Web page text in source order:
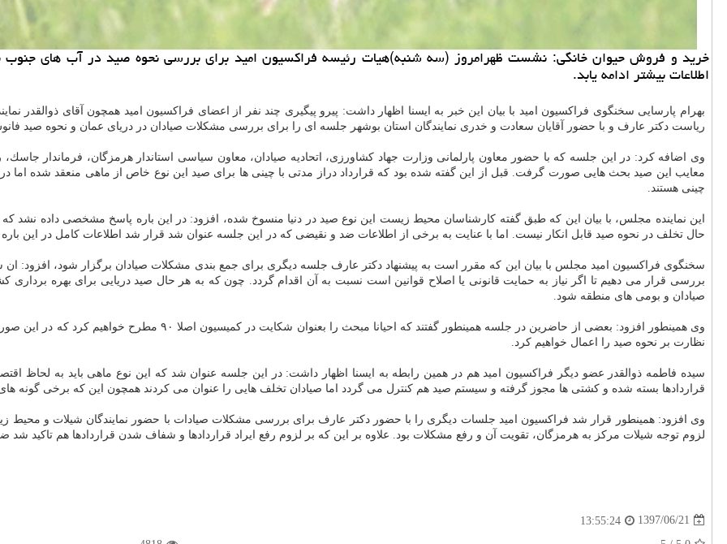
خرید و فروش حیوان خانگی: نشست ظهرامروز (سه شنبه)هیات رئیسه فراكسیون امید برای بررسی نحوه صید در آب های جنوب
اطلاعات بیشتر ادامه یابد.
بهرام پارسایی سخنگوی فراكسیون امید با بیان این خبر به ایسنا اظهار داشت: پیرو پیگیری چند نفر از اعضای فراكسیون امید همچون آقای ذوالقدر
ریاست دكتر عارف و با حضور آقایان سعادت و خدری نمایندگان استان بوشهر جلسه ای را برای بررسی مشكلات صیادان در دریای عمان و نحوه صید
وی اضافه كرد: در این جلسه كه با حضور معاون پارلمانی وزارت جهاد كشاورزی، اتحادیه صیادان، معاون سیاسی استاندار هرمزگان، فرماندار
معایب این صید بحث هایی صورت گرفت. قبل از این گفته شده بود كه قرارداد دراز مدتی با چینی ها برای صید این نوع خاص از ماهی منعقد شده اما
چینی هستند.
این نماینده مجلس، با بیان این كه طبق گفته كارشناسان محیط زیست این نوع صید در دنیا منسوخ شده، افزود: در این باره پاسخ مشخصی داده نشد
حال تخلف در نحوه صید قابل انكار نیست. اما با عنایت به برخی از اطلاعات ضد و نقیضی كه در این جلسه عنوان شد قرار شد اطلاعات كامل در این
سخنگوی فراكسیون امید مجلس با بیان این كه مقرر است به پیشنهاد دكتر عارف جلسه دیگری برای جمع بندی مشكلات صیادان برگزار شود، افزود: ان
بررسی قرار می دهیم تا اگر نیاز به حمایت قانونی یا اصلاح قوانین است نسبت به آن اقدام گردد. چون كه به هر حال صید دریایی برای بهره برداری
صیادان و بومی های منطقه شود.
نظارت بر نحوه صید را اعمال خواهیم كرد.
سیده فاطمه ذوالقدر عضو دیگر فراكسیون امید هم در همین رابطه به ایسنا اظهار داشت: در این جلسه عنوان شد كه این نوع ماهی باید به لحاظ
قراردادها بسته شده و كشتی ها مجوز گرفته و سیستم صید هم كنترل می گردد اما صیادان تخلف هایی را عنوان می كردند همچون این كه برخی گونه
وی افزود: همینطور قرار شد فراكسیون امید جلسات دیگری را با حضور دكتر عارف برای بررسی مشكلات صیادات با حضور نمایندگان شیلات و محیط
لزوم توجه شیلات مركز به هرمزگان، تقویت آن و رفع مشكلات بود. علاوه بر این كه بر لزوم رفع ایراد قراردادها و شفاف شدن قراردادها هم
1397/06/21
13:55:24